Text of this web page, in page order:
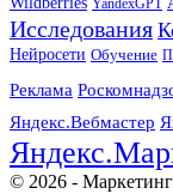
YandexGPT
Исследования
Нейросети Обучение
Реклама
Яндекс.Вебмастер
© 2026 -